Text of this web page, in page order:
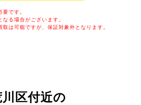
です。
る場合がございます。
は可能ですが、保証対象外となります。
区付近の